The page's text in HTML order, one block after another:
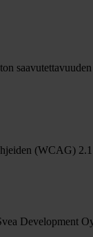
saavutettavuuden
(WCAG)
Development